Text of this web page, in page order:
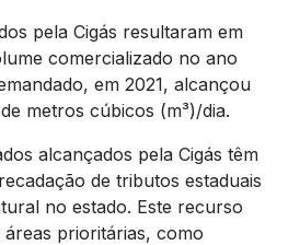
pela Cigás resultaram em
comercializado no ano
em 2021, alcançou
metros cúbicos (m³)/dia.
alcançados pela Cigás têm
de tributos estaduais
no estado. Este recurso
prioritárias, como